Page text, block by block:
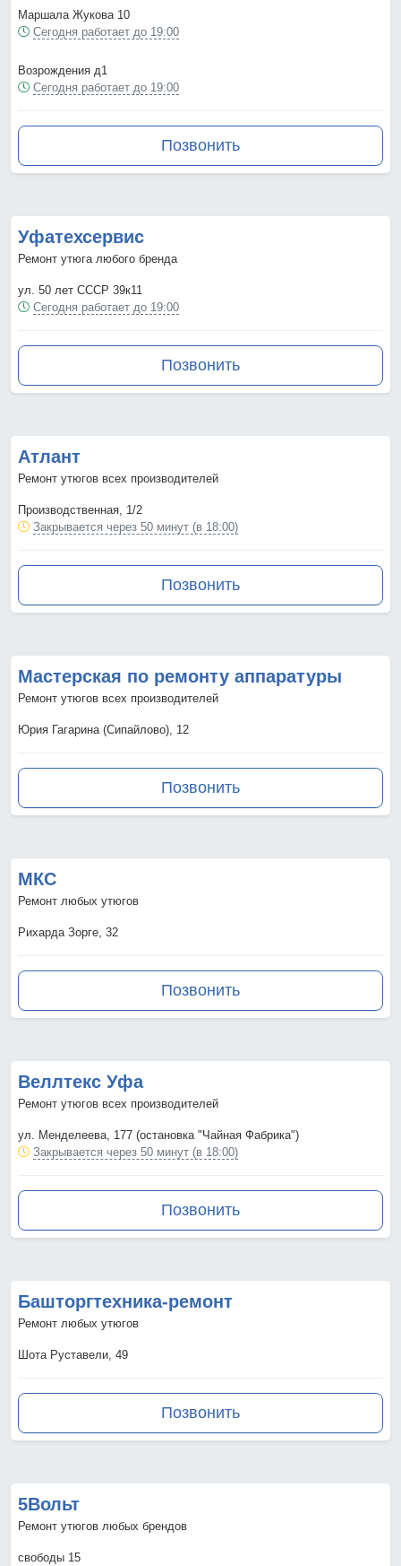
Маршала Жукова 10
Сегодня работает до 19:00
Возрождения д1
Сегодня работает до 19:00
Позвонить
Уфатехсервис
Ремонт утюга любого бренда
ул. 50 лет СССР 39к11
Сегодня работает до 19:00
Позвонить
Атлант
Ремонт утюгов всех производителей
Производственная, 1/2
Закрывается через 50 минут (в 18:00)
Позвонить
Мастерская по ремонту аппаратуры
Ремонт утюгов всех производителей
Юрия Гагарина (Сипайлово), 12
Позвонить
МКС
Ремонт любых утюгов
Рихарда Зорге, 32
Позвонить
Веллтекс Уфа
Ремонт утюгов всех производителей
ул. Менделеева, 177 (остановка "Чайная Фабрика")
Закрывается через 50 минут (в 18:00)
Позвонить
Башторгтехника-ремонт
Ремонт любых утюгов
Шота Руставели, 49
Позвонить
5Вольт
Ремонт утюгов любых брендов
свободы 15